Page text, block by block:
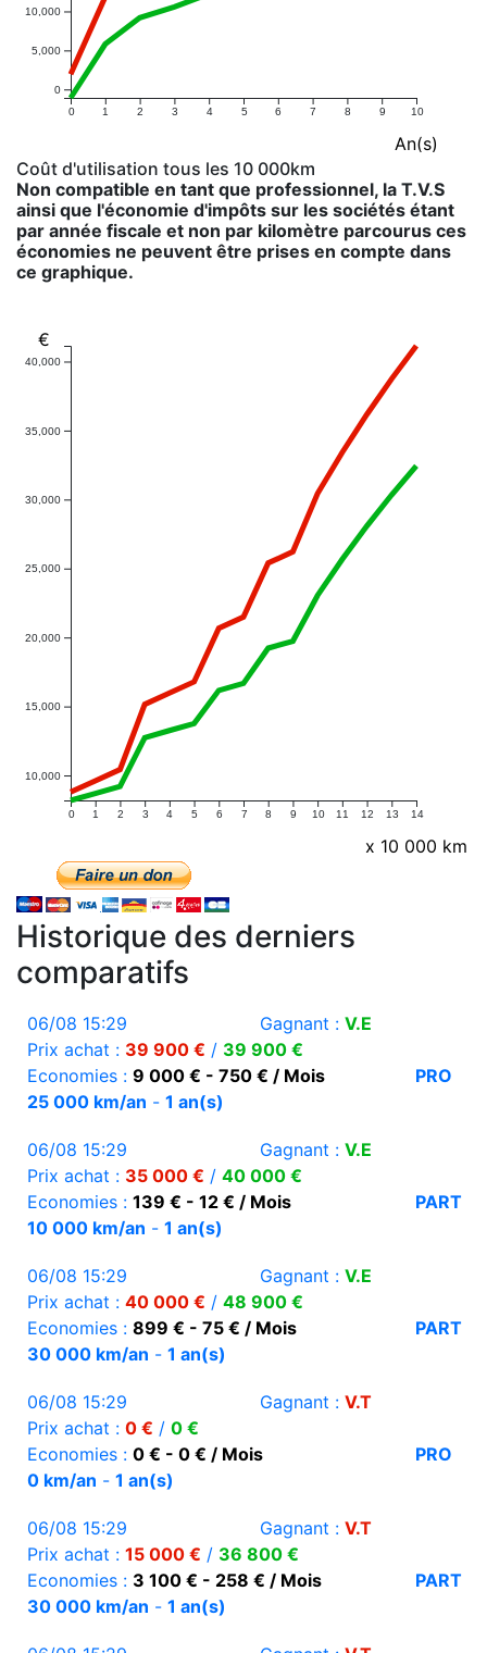
0 1 2 3 4 5 6 7 8 9 10
0
5,000
10,000
An(s)
Coût d'utilisation tous les 10 000km
Non compatible en tant que professionnel, la T.V.S
ainsi que l'économie d'impôts sur les sociétés étant
par année fiscale et non par kilomètre parcourus ces
économies ne peuvent être prises en compte dans
ce graphique.
0 1 2 3 4 5 6 7 8 9 10 11 12 13 14
10,000
15,000
20,000
25,000
30,000
35,000
40,000
€
x 10 000 km
Historique des derniers
comparatifs
06/08 15:29 Gagnant : V.E
Prix achat : 39 900 € / 39 900 €
Economies : 9 000 € - 750 € / Mois
PRO
25 000 km/an - 1 an(s)
06/08 15:29 Gagnant : V.E
Prix achat : 35 000 € / 40 000 €
Economies : 139 € - 12 € / Mois
PART
10 000 km/an - 1 an(s)
06/08 15:29 Gagnant : V.E
Prix achat : 40 000 € / 48 900 €
Economies : 899 € - 75 € / Mois
PART
30 000 km/an - 1 an(s)
06/08 15:29 Gagnant : V.T
Prix achat : 0 € / 0 €
Economies : 0 € - 0 € / Mois
PRO
0 km/an - 1 an(s)
06/08 15:29 Gagnant : V.T
Prix achat : 15 000 € / 36 800 €
Economies : 3 100 € - 258 € / Mois
PART
30 000 km/an - 1 an(s)